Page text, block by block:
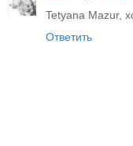
Tetyana Mazur,
Ответить